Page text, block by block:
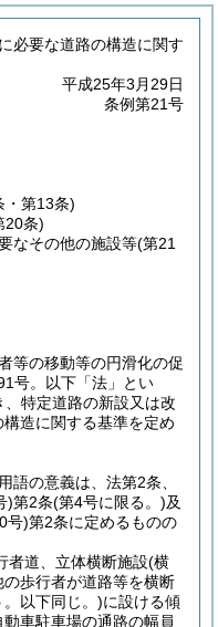
必要な道路の構造に関す
平成25年3月29日
条例第21号
・第13条)
条)
なその他の施設等(第21
等の移動等の円滑化の促
号。以下「法」とい
特定道路の新設又は改
造に関する基準を定め
語の意義は、法第2条、
)第2条(第4号に限る。)及
号)第2条に定めるものの
道、立体横断施設(横
歩行者が道路等を横断
以下同じ。)に設ける傾
車駐車場の通路の幅員